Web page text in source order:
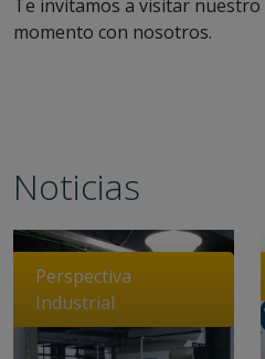
Te invitamos a visitar nuestro
momento con nosotros.
Noticias
Perspectiva
Industrial